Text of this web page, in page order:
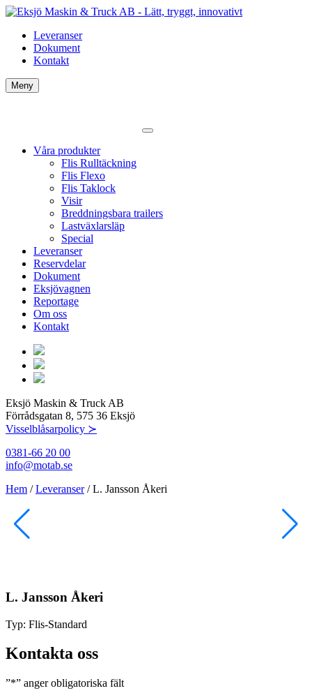
Leveranser
Dokument
Kontakt
Meny
Våra produkter
Flis Rulltäckning
Flis Flexo
Flis Taklock
Visir
Breddningsbara trailers
Lastväxlarsläp
Special
Leveranser
Reservdelar
Dokument
Eksjövagnen
Reportage
Om oss
Kontakt
Eksjö Maskin & Truck AB
Förrådsgatan 8, 575 36 Eksjö
Visselblåsarpolicy ≻
0381-66 20 00
info@motab.se
Hem /Leveranser/L. Jansson Åkeri
L. Jansson Åkeri
Typ: Flis-Standard
Kontakta oss
”*” anger obligatoriska fält